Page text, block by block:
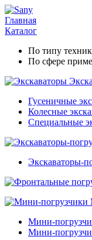
Главная
Каталог
По типу
По сфере
Гусеничные
Колесные
Специальные
Экскаваторы-
Мини-
Мини-